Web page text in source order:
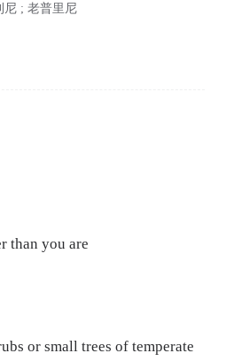
尼 ; 老普里尼
than you are
or small trees of temperate